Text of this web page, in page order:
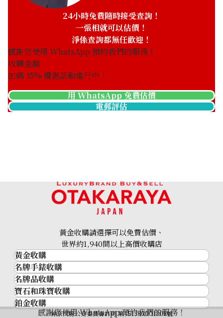
24小時免費隨時接受查詢！
一張相就可以估價！
淨係查詢都無任歡迎！
感謝您使用 WhatsApp 預約我們的服務！
收購金額
加碼35% 優惠活動進行中！
用 WhatsApp 免費估價
電郵評估
感謝您使用 WhatsApp 預約我們的服務！
黃金收購請選擇可以免費估價、
世界約1,940間以上高價收購店
黃金收購
黃金･金條
金條
金幣及銀幣
過去十年黃金價格
名牌手錶收購
名牌手錶收購
勞力士 (Rolex)
Patek Philippe
名牌品收購
名牌品收購
HERMES
寶石和珠寶收購
寶石和珠寶
鉑金收購
神奈川縣公安委員會許可 第451380001308號